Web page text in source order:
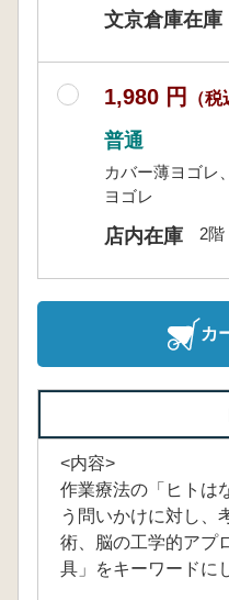
文京倉庫在庫
1,980 円 （税
普通
カバー薄ヨゴレ
ヨゴレ
店内在庫 2階
カ
<内容>
作業療法の「ヒトは
う問いかけに対し、
術、脳の工学的アプ
具」をキーワードに